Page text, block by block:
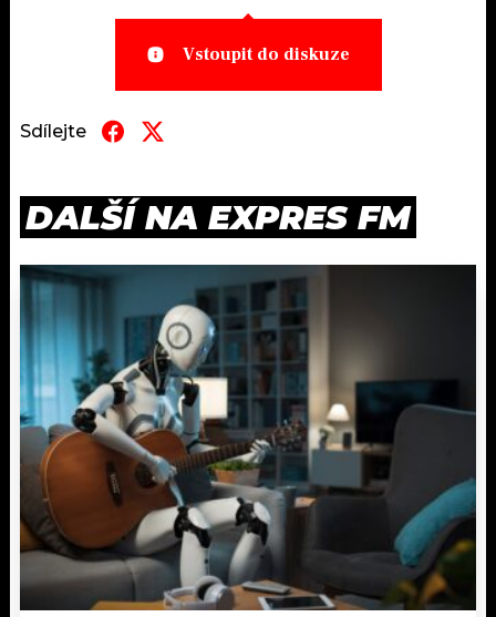
Vstoupit do diskuze
Sdílejte
DALŠÍ NA EXPRES FM